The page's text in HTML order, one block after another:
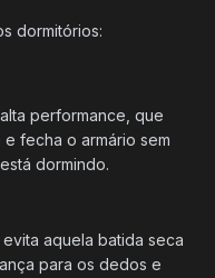
dormitórios:
performance, que
fecha o armário sem
dormindo.
aquela batida seca
para os dedos e